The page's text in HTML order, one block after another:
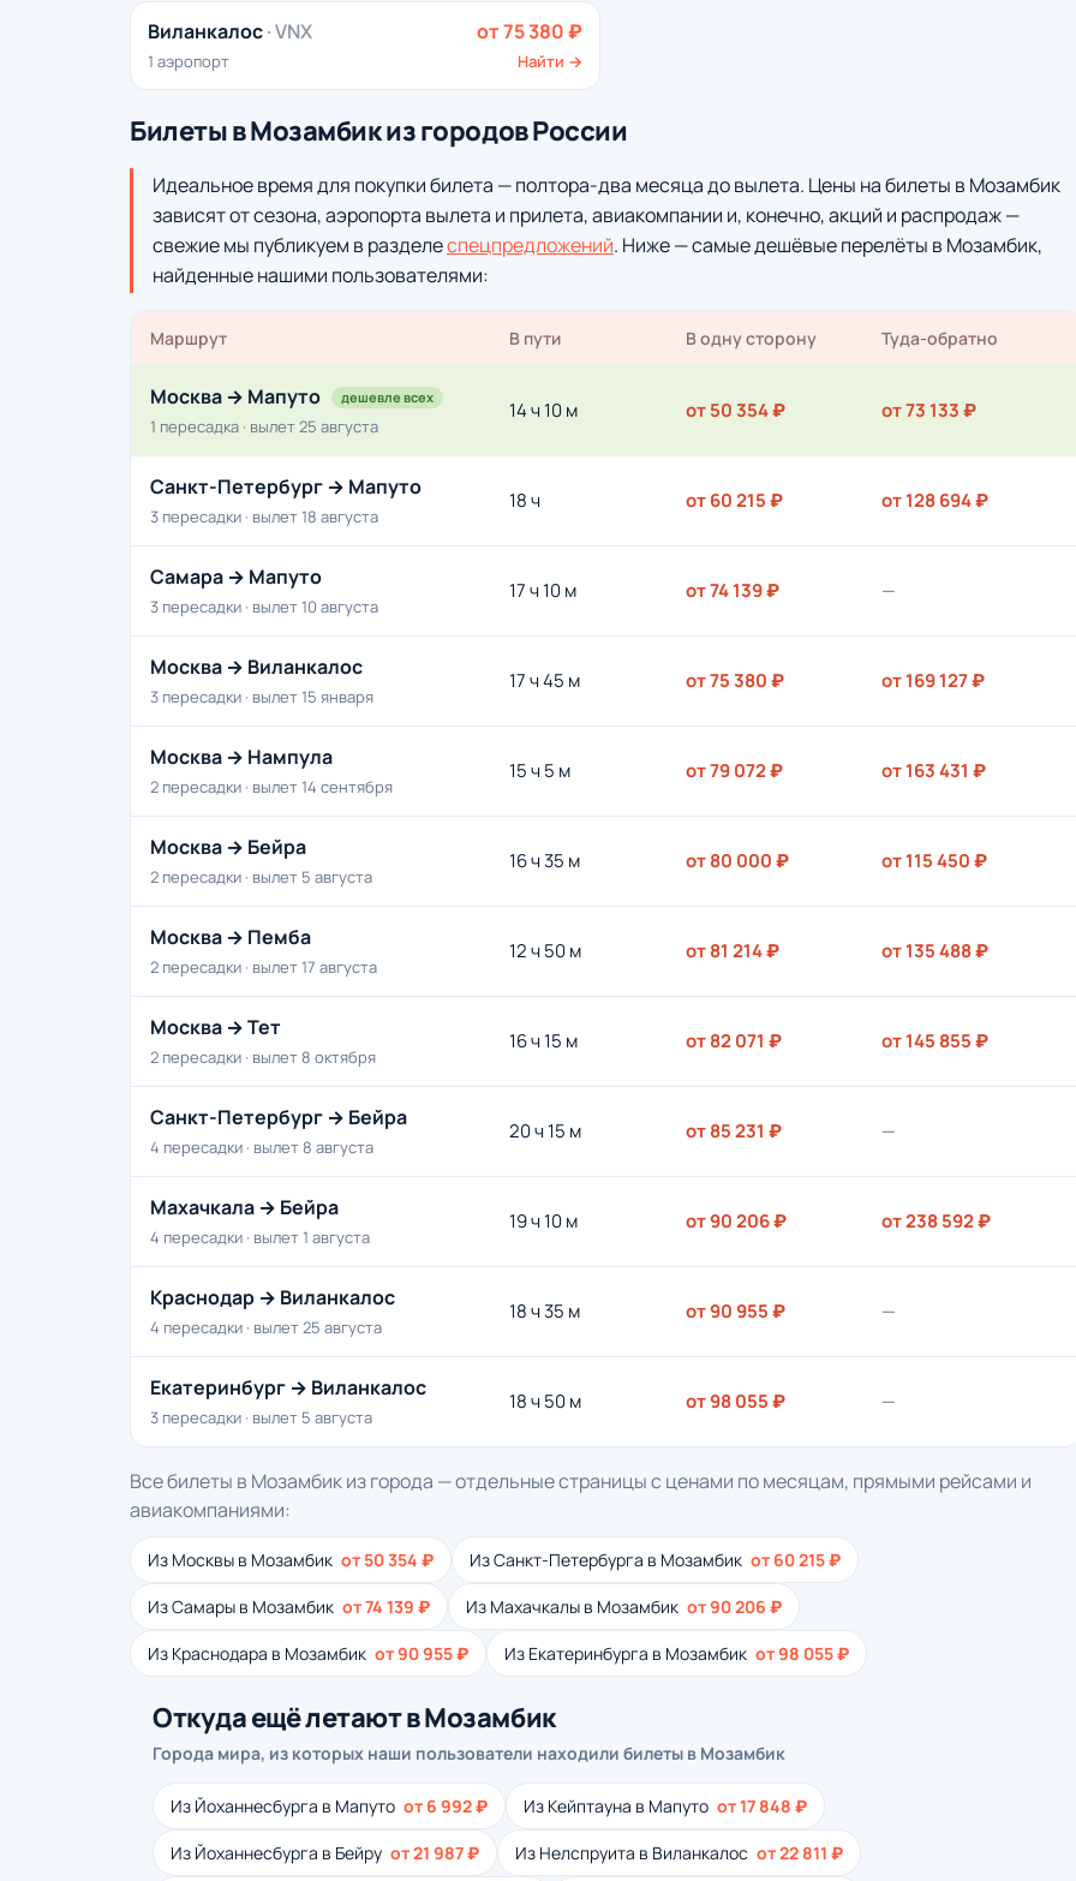
Виланкалос· VNX
1 аэропорт
от 75 380 ₽
Найти →
Билеты в Мозамбик из городов России
Идеальное время для покупки билета — полтора-два месяца до вылета. Цены на билеты в Мозамбик
зависят от сезона, аэропорта вылета и прилета, авиакомпании и, конечно, акций и распродаж —
свежие мы публикуем в разделеспецпредложений. Ниже — самые дешёвые перелёты в Мозамбик,
найденные нашими пользователями:
Маршрут В пути В одну сторону Туда-обратно
Москва → Мапуто дешевле всех
1 пересадка · вылет 25 августа
14 ч 10 м от 50 354 ₽ от 73 133 ₽
Санкт-Петербург → Мапуто
3 пересадки · вылет 18 августа
18 ч от 60 215 ₽ от 128 694 ₽
Самара → Мапуто
3 пересадки · вылет 10 августа
17 ч 10 м от 74 139 ₽ —
Москва → Виланкалос
3 пересадки · вылет 15 января
17 ч 45 м от 75 380 ₽ от 169 127 ₽
Москва → Нампула
2 пересадки · вылет 14 сентября
15 ч 5 м от 79 072 ₽ от 163 431 ₽
Москва → Бейра
2 пересадки · вылет 5 августа
16 ч 35 м от 80 000 ₽ от 115 450 ₽
Москва → Пемба
2 пересадки · вылет 17 августа
12 ч 50 м от 81 214 ₽ от 135 488 ₽
Москва → Тет
2 пересадки · вылет 8 октября
16 ч 15 м от 82 071 ₽ от 145 855 ₽
Санкт-Петербург → Бейра
4 пересадки · вылет 8 августа
20 ч 15 м от 85 231 ₽ —
Махачкала → Бейра
4 пересадки · вылет 1 августа
19 ч 10 м от 90 206 ₽ от 238 592 ₽
Краснодар → Виланкалос
4 пересадки · вылет 25 августа
18 ч 35 м от 90 955 ₽ —
Екатеринбург → Виланкалос
3 пересадки · вылет 5 августа
18 ч 50 м от 98 055 ₽ —
Все билеты в Мозамбик из города — отдельные страницы с ценами по месяцам, прямыми рейсами и
авиакомпаниями:
Из Москвы в Мозамбик от 50 354 ₽ Из Санкт-Петербурга в Мозамбик от 60 215 ₽
Из Самары в Мозамбик от 74 139 ₽ Из Махачкалы в Мозамбик от 90 206 ₽
Из Краснодара в Мозамбик от 90 955 ₽ Из Екатеринбурга в Мозамбик от 98 055 ₽
Откуда ещё летают в Мозамбик
Города мира, из которых наши пользователи находили билеты в Мозамбик
Из Йоханнесбурга в Мапуто от 6 992 ₽ Из Кейптауна в Мапуто от 17 848 ₽
Из Йоханнесбурга в Бейру от 21 987 ₽ Из Нелспруита в Виланкалос от 22 811 ₽